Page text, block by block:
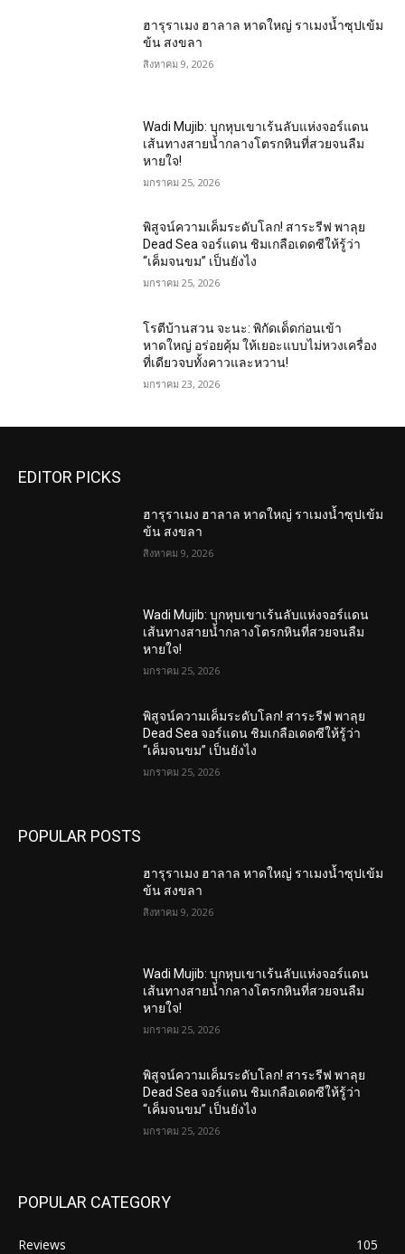
ฮารุราเมง ฮาลาล หาดใหญ่ ราเมงน้ำซุปเข้ม
ข้น สงขลา
สิงหาคม 9, 2026
Wadi Mujib: บุกหุบเขาเร้นลับแห่งจอร์แดน
เส้นทางสายน้ำกลางโตรกหินที่สวยจนลืม
หายใจ!
มกราคม 25, 2026
พิสูจน์ความเค็มระดับโลก! สาระรีฟ พาลุย
Dead Sea จอร์แดน ชิมเกลือเดดซีให้รู้ว่า
“เค็มจนขม” เป็นยังไง
มกราคม 25, 2026
โรตีบ้านสวน จะนะ: พิกัดเด็ดก่อนเข้า
หาดใหญ่ อร่อยคุ้ม ให้เยอะแบบไม่หวงเครื่อง
ที่เดียวจบทั้งคาวและหวาน!
มกราคม 23, 2026
EDITOR PICKS
ฮารุราเมง ฮาลาล หาดใหญ่ ราเมงน้ำซุปเข้ม
ข้น สงขลา
สิงหาคม 9, 2026
Wadi Mujib: บุกหุบเขาเร้นลับแห่งจอร์แดน
เส้นทางสายน้ำกลางโตรกหินที่สวยจนลืม
หายใจ!
มกราคม 25, 2026
พิสูจน์ความเค็มระดับโลก! สาระรีฟ พาลุย
Dead Sea จอร์แดน ชิมเกลือเดดซีให้รู้ว่า
“เค็มจนขม” เป็นยังไง
มกราคม 25, 2026
POPULAR POSTS
ฮารุราเมง ฮาลาล หาดใหญ่ ราเมงน้ำซุปเข้ม
ข้น สงขลา
สิงหาคม 9, 2026
Wadi Mujib: บุกหุบเขาเร้นลับแห่งจอร์แดน
เส้นทางสายน้ำกลางโตรกหินที่สวยจนลืม
หายใจ!
มกราคม 25, 2026
พิสูจน์ความเค็มระดับโลก! สาระรีฟ พาลุย
Dead Sea จอร์แดน ชิมเกลือเดดซีให้รู้ว่า
“เค็มจนขม” เป็นยังไง
มกราคม 25, 2026
POPULAR CATEGORY
Reviews
105